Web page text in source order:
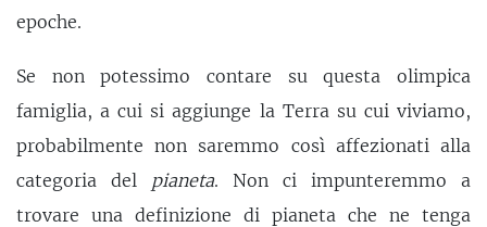
epoche.
Se non potessimo contare su questa olimpica
famiglia, a cui si aggiunge la Terra su cui viviamo,
probabilmente non saremmo così affezionati alla
categoria del pianeta. Non ci impunteremmo a
trovare una definizione di pianeta che ne tenga